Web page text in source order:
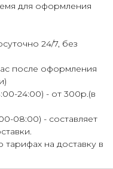
для оформления
24/7, без
после оформления
24:00) - от 300р.(в
08:00) - составляет
на доставку в